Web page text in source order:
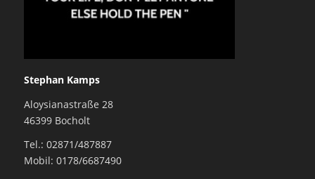
Stephan Kamps
Aloysianastraße 28
46399 Bocholt
Tel.: 02871/487887
Mobil: 0178/6687490